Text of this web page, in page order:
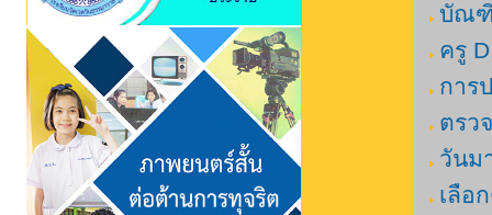
บัณ
ครู
การ
ตรว
วันม
เลือ